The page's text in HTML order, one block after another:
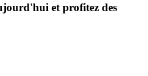
et profitez des